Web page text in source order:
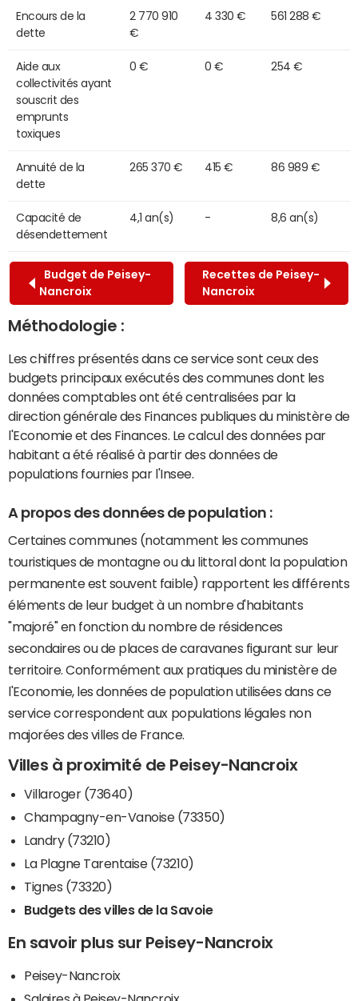
Encours de la
dette
2 770 910
€
4 330 € 561 288 €
Aide aux
collectivités ayant
souscrit des
emprunts
toxiques
0 € 0 € 254 €
Annuité de la
dette
265 370 € 415 € 86 989 €
Capacité de
désendettement
4,1 an(s) - 8,6 an(s)
Budget de Peisey-
Nancroix
Recettes de Peisey-
Nancroix
Méthodologie :
Les chiffres présentés dans ce service sont ceux des
budgets principaux exécutés des communes dont les
données comptables ont été centralisées par la
direction générale des Finances publiques du ministère de
l'Economie et des Finances. Le calcul des données par
habitant a été réalisé à partir des données de
populations fournies par l'Insee.
A propos des données de population :
Certaines communes (notamment les communes
touristiques de montagne ou du littoral dont la population
permanente est souvent faible) rapportent les différents
éléments de leur budget à un nombre d'habitants
"majoré" en fonction du nombre de résidences
secondaires ou de places de caravanes figurant sur leur
territoire. Conformément aux pratiques du ministère de
l'Economie, les données de population utilisées dans ce
service correspondent aux populations légales non
majorées des villes de France.
Villes à proximité de Peisey-Nancroix
Villaroger (73640)
Champagny-en-Vanoise (73350)
Landry (73210)
La Plagne Tarentaise (73210)
Tignes (73320)
Budgets des villes de la Savoie
En savoir plus sur Peisey-Nancroix
Peisey-Nancroix
Salaires à Peisey-Nancroix